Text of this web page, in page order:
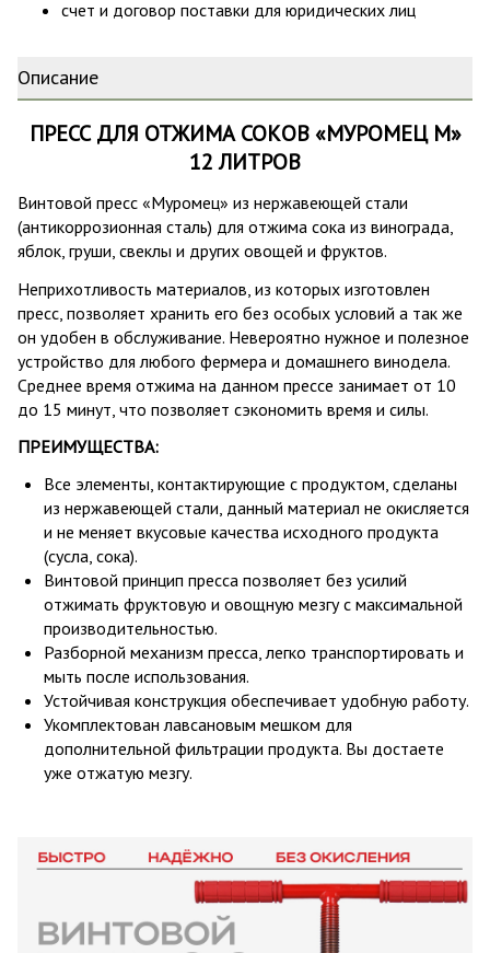
счет и договор поставки для юридических лиц
Описание
ПРЕСС ДЛЯ ОТЖИМА СОКОВ «МУРОМЕЦ М»
12 ЛИТРОВ
Винтовой пресс «Муромец» из нержавеющей стали
(антикоррозионная сталь) для отжима сока из винограда,
яблок, груши, свеклы и других овощей и фруктов.
Неприхотливость материалов, из которых изготовлен
пресc, позволяет хранить его без особых условий а так же
он удобен в обслуживание. Невероятно нужное и полезное
устройство для любого фермера и домашнего винодела.
Среднее время отжима на данном прессе занимает от 10
до 15 минут, что позволяет сэкономить время и силы.
ПРЕИМУЩЕСТВА:
Все элементы, контактирующие с продуктом, сделаны
из нержавеющей стали, данный материал не окисляется
и не меняет вкусовые качества исходного продукта
(сусла, сока).
Винтовой принцип пресса позволяет без усилий
отжимать фруктовую и овощную мезгу с максимальной
производительностью.
Разборной механизм пресса, легко транспортировать и
мыть после использования.
Устойчивая конструкция обеспечивает удобную работу.
Укомплектован лавсановым мешком для
дополнительной фильтрации продукта. Вы достаете
уже отжатую мезгу.